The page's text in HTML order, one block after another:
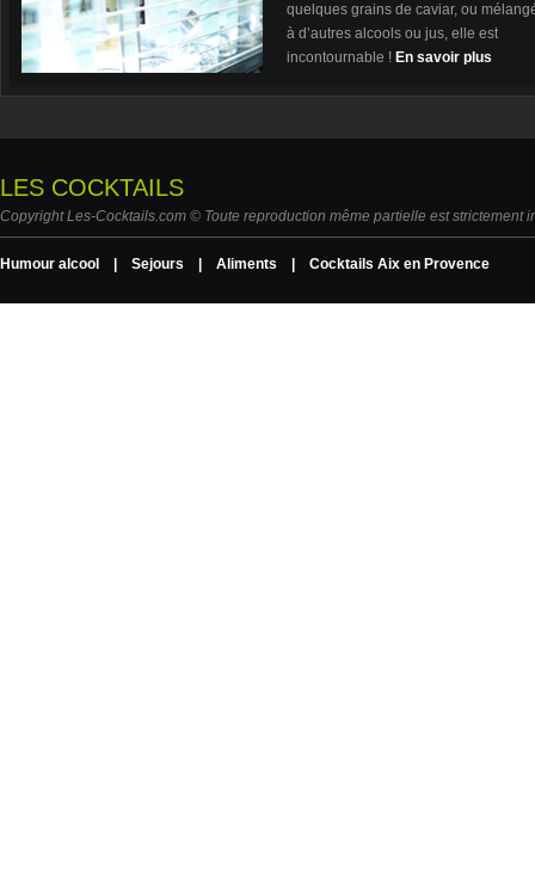
quelques grains de caviar, ou
à d’autres alcools ou jus, elle est
incontournable ! En savoir plus
LES COCKTAILS
Copyright Les-Cocktails.com © Toute reproduction même partielle est strictement
Humour alcool Sejours Aliments Cocktails Aix en Provence